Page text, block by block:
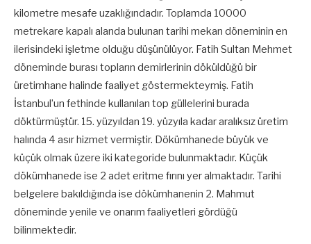
kilometre mesafe uzaklığındadır. Toplamda 10000
metrekare kapalı alanda bulunan tarihi mekan döneminin en
ilerisindeki işletme olduğu düşünülüyor. Fatih Sultan Mehmet
döneminde burası topların demirlerinin döküldüğü bir
üretimhane halinde faaliyet göstermekteymiş. Fatih
İstanbul’un fethinde kullanılan top güllelerini burada
döktürmüştür. 15. yüzyıldan 19. yüzyıla kadar aralıksız üretim
halında 4 asır hizmet vermiştir. Dökümhanede büyük ve
küçük olmak üzere iki kategoride bulunmaktadır. Küçük
dökümhanede ise 2 adet eritme fırını yer almaktadır. Tarihi
belgelere bakıldığında ise dökümhanenin 2. Mahmut
döneminde yenile ve onarım faaliyetleri gördüğü
bilinmektedir.